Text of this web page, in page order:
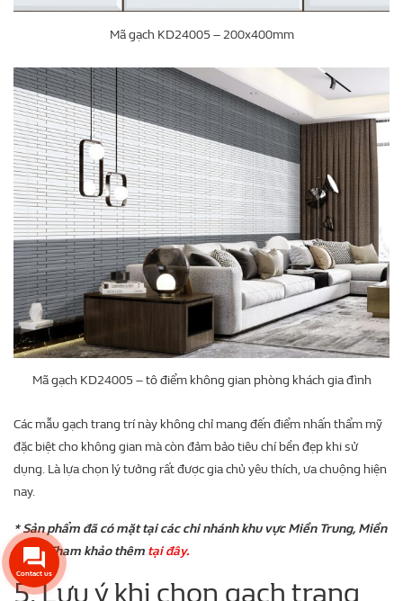
Mã gạch KD24005 – 200x400mm
Mã gạch KD24005 – tô điểm không gian phòng khách gia đình
Các mẫu gạch trang trí này không chỉ mang đến điểm nhấn thẩm mỹ
đặc biệt cho không gian mà còn đảm bảo tiêu chí bền đẹp khi sử
dụng. Là lựa chọn lý tưởng rất được gia chủ yêu thích, ưa chuộng hiện
nay.
* Sản phẩm đã có mặt tại các chi nhánh khu vực Miền Trung, Miền
Nam. Tham khảo thêm tại đây.
5. Lưu ý khi chọn gạch trang
Contact us